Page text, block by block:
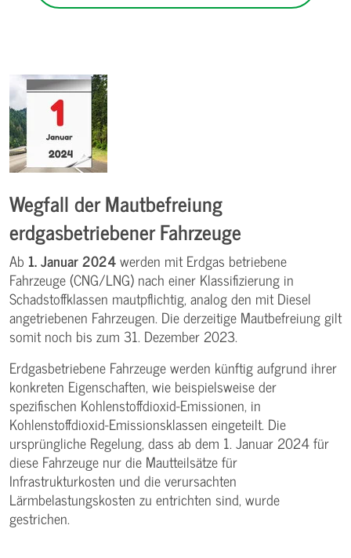
Wegfall der Mautbefreiung
erdgasbetriebener Fahrzeuge
Ab 1. Januar 2024werden mit Erdgas betriebene
Fahrzeuge (CNG/LNG) nach einer Klassifizierung in
Schadstoffklassen mautpflichtig, analog den mit Diesel
angetriebenen Fahrzeugen. Die derzeitige Mautbefreiung gilt
somit noch bis zum 31. Dezember 2023.
Erdgasbetriebene Fahrzeuge werden künftig aufgrund ihrer
konkreten Eigenschaften, wie beispielsweise der
spezifischen Kohlenstoffdioxid-Emissionen, in
Kohlenstoffdioxid-Emissionsklassen eingeteilt. Die
ursprüngliche Regelung, dass ab dem 1. Januar 2024 für
diese Fahrzeuge nur die Mautteilsätze für
Infrastrukturkosten und die verursachten
Lärmbelastungskosten zu entrichten sind, wurde
gestrichen.